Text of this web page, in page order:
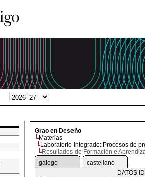
Grao en Deseño
Materias
Laboratorio integrado: Procesos de
Resultados de Formación e
galego
castellano
DATOS